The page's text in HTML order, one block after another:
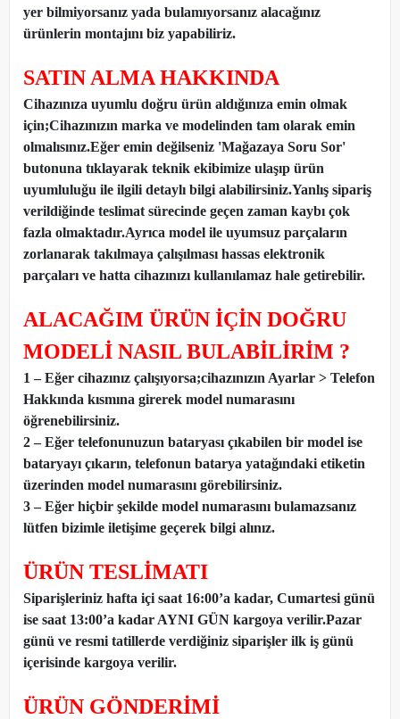
yer bilmiyorsanız yada bulamıyorsanız alacağınız
ürünlerin montajını biz yapabiliriz.
SATIN ALMA HAKKINDA
Cihazınıza uyumlu doğru ürün aldığınıza emin olmak
için;Cihazınızın marka ve modelinden tam olarak emin
olmalısınız.Eğer emin değilseniz 'Mağazaya Soru Sor'
butonuna tıklayarak teknik ekibimize ulaşıp ürün
uyumluluğu ile ilgili detaylı bilgi alabilirsiniz.Yanlış sipariş
verildiğinde teslimat sürecinde geçen zaman kaybı çok
fazla olmaktadır.Ayrıca model ile uyumsuz parçaların
zorlanarak takılmaya çalışılması hassas elektronik
parçaları ve hatta cihazınızı kullanılamaz hale getirebilir.
ALACAĞIM ÜRÜN İÇİN DOĞRU
MODELİ NASIL BULABİLİRİM ?
1 – Eğer cihazınız çalışıyorsa;cihazınızın Ayarlar > Telefon
Hakkında kısmına girerek model numarasını
öğrenebilirsiniz.
2 – Eğer telefonunuzun bataryası çıkabilen bir model ise
bataryayı çıkarın, telefonun batarya yatağındaki etiketin
üzerinden model numarasını görebilirsiniz.
3 – Eğer hiçbir şekilde model numarasını bulamazsanız
lütfen bizimle iletişime geçerek bilgi alınız.
ÜRÜN TESLİMATI
Siparişleriniz hafta içi saat 16:00’a kadar, Cumartesi günü
ise saat 13:00’a kadar AYNI GÜN kargoya verilir.Pazar
günü ve resmi tatillerde verdiğiniz siparişler ilk iş günü
içerisinde kargoya verilir.
ÜRÜN GÖNDERİMİ